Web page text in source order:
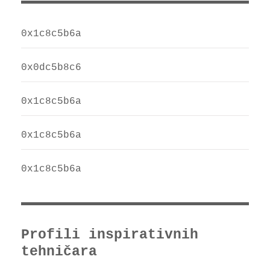
0x1c8c5b6a
0x0dc5b8c6
0x1c8c5b6a
0x1c8c5b6a
0x1c8c5b6a
Profili inspirativnih
tehničara